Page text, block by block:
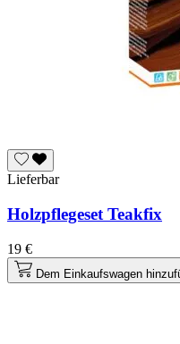
Lieferbar
Holzpflegeset Teakfix
19 €
Dem Einkaufswagen